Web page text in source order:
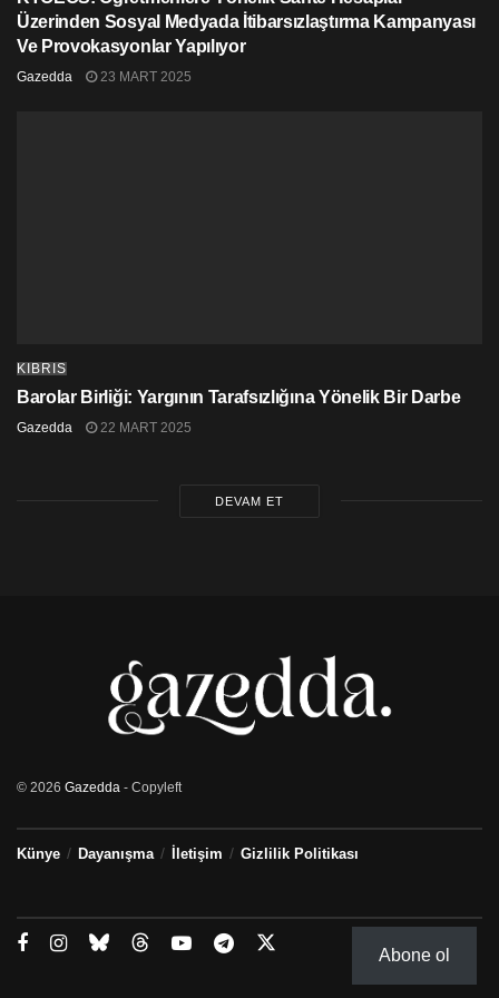
Üzerinden Sosyal Medyada İtibarsızlaştırma Kampanyası
Ve Provokasyonlar Yapılıyor
Gazedda 23 MART 2025
KIBRIS
Barolar Birliği: Yargının Tarafsızlığına Yönelik Bir Darbe
Gazedda 22 MART 2025
DEVAM ET
© 2026 Gazedda - Copyleft
Künye Dayanışma İletişim Gizlilik Politikası
Abone ol